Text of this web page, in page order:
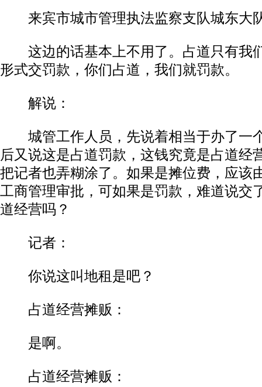
来宾市城市管理执法监察支队城东大
这边的话基本上不用了。占道只有我
形式交罚款，你们占道，我们就罚款。
解说：
城管工作人员，先说着相当于办了一
后又说这是占道罚款，这钱究竟是占道经
把记者也弄糊涂了。如果是摊位费，应该
工商管理审批，可如果是罚款，难道说交
道经营吗？
记者：
你说这叫地租是吧？
占道经营摊贩：
是啊。
占道经营摊贩：